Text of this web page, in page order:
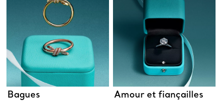
Bagues Amour et fiançailles